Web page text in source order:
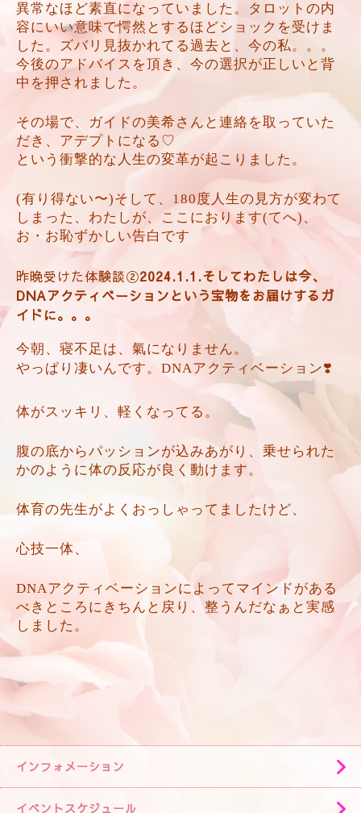
異常なほど素直になっていました。タロットの内
容にいい意味で愕然とするほどショックを受けま
した。ズバリ見抜かれてる過去と、今の私。。。
今後のアドバイスを頂き、今の選択が正しいと背
中を押されました。
その場で、ガイドの美希さんと連絡を取っていた
だき、アデプトになる♡
という衝撃的な人生の変革が起こりました。
(有り得ない〜)そして、180度人生の見方が変わて
しまった、わたしが、ここにおります(てへ)、
お・お恥ずかしい告白です
昨晩受けた体験談②2024.1.1.そしてわたしは今、
DNAアクティベーションという宝物をお届けするガ
イドに。。。
今朝、寝不足は、氣になりません。
やっぱり凄いんです。DNAアクティベーション❣️
体がスッキリ、軽くなってる。
腹の底からパッションが込みあがり、乗せられた
かのように体の反応が良く動けます。
体育の先生がよくおっしゃってましたけど、
心技一体、
DNAアクティベーションによってマインドがある
べきところにきちんと戻り、整うんだなぁと実感
しました。
インフォメーション
イベントスケジュール